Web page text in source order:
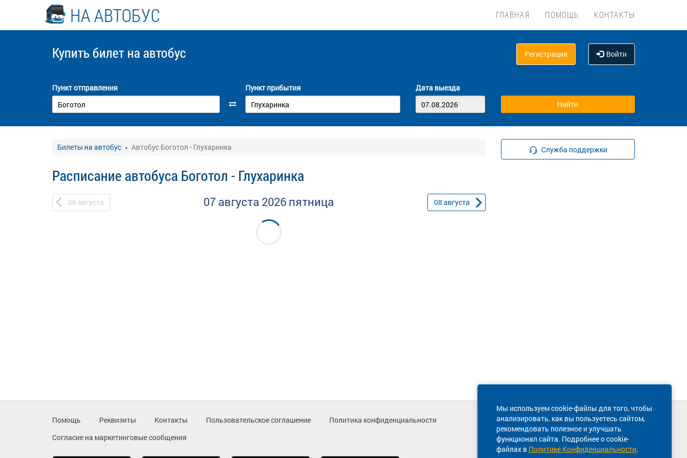
НА АВТОБУС ГЛАВНАЯ ПОМОЩЬ КОНТАКТЫ
Купить билет на автобус Регистрация Войти
Пункт отправления Пункт прибытия Дата выезда
Билеты на автобус Автобус Боготол - Глухаринка
Расписание автобуса Боготол - Глухаринка
06 августа 07 августа 2026 пятница 08 августа
Служба поддержки
Мы используем cookie-файлы для того, чтобы
анализировать, как вы пользуетесь сайтом,
рекомендовать полезное и улучшать
функционал сайта. Подробнее о cookie-
файлах в Политике Конфиденциальности.
Помощь Реквизиты Контакты Пользовательское соглашение
Политика конфиденциальности
Согласие на маркетинговые сообщения
Техническая поддержка сайта
8 800 600-03-38